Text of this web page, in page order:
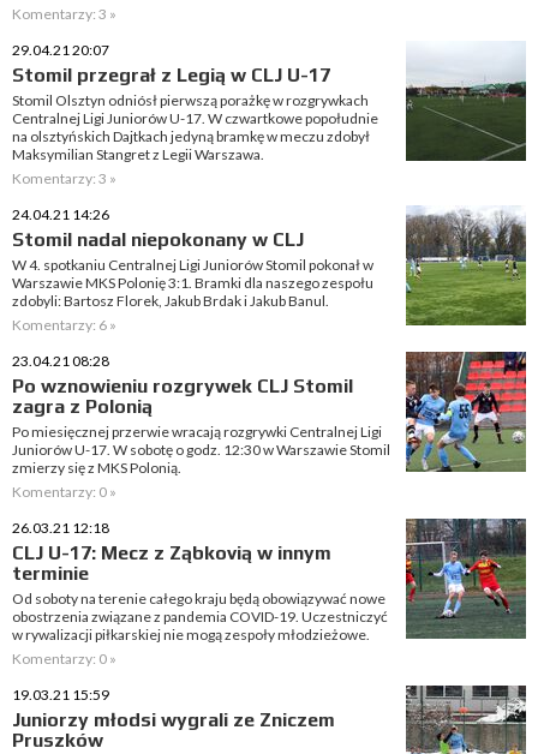
Komentarzy: 3 »
29.04.21 20:07
Stomil przegrał z Legią w CLJ U-17
Stomil Olsztyn odniósł pierwszą porażkę w rozgrywkach
Centralnej Ligi Juniorów U-17. W czwartkowe popołudnie
na olsztyńskich Dajtkach jedyną bramkę w meczu zdobył
Maksymilian Stangret z Legii Warszawa.
Komentarzy: 3 »
24.04.21 14:26
Stomil nadal niepokonany w CLJ
W 4. spotkaniu Centralnej Ligi Juniorów Stomil pokonał w
Warszawie MKS Polonię 3:1. Bramki dla naszego zespołu
zdobyli: Bartosz Florek, Jakub Brdak i Jakub Banul.
Komentarzy: 6 »
23.04.21 08:28
Po wznowieniu rozgrywek CLJ Stomil
zagra z Polonią
Po miesięcznej przerwie wracają rozgrywki Centralnej Ligi
Juniorów U-17. W sobotę o godz. 12:30 w Warszawie Stomil
zmierzy się z MKS Polonią.
Komentarzy: 0 »
26.03.21 12:18
CLJ U-17: Mecz z Ząbkovią w innym
terminie
Od soboty na terenie całego kraju będą obowiązywać nowe
obostrzenia związane z pandemia COVID-19. Uczestniczyć
w rywalizacji piłkarskiej nie mogą zespoły młodzieżowe.
Komentarzy: 0 »
19.03.21 15:59
Juniorzy młodsi wygrali ze Zniczem
Pruszków